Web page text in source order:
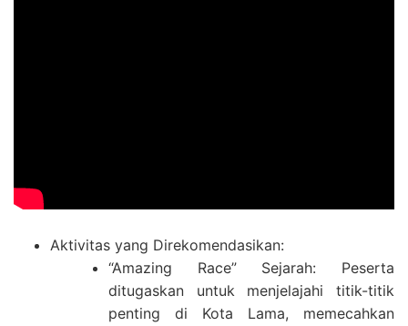
Aktivitas yang Direkomendasikan:
“Amazing Race” Sejarah: Peserta
ditugaskan untuk menjelajahi titik-titik
penting di Kota Lama, memecahkan